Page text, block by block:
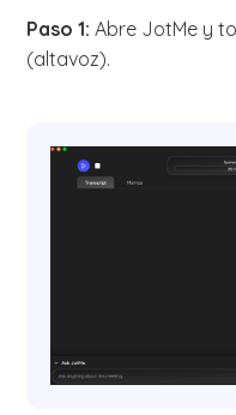
Paso 1:Abre JotMe y
(altavoz).